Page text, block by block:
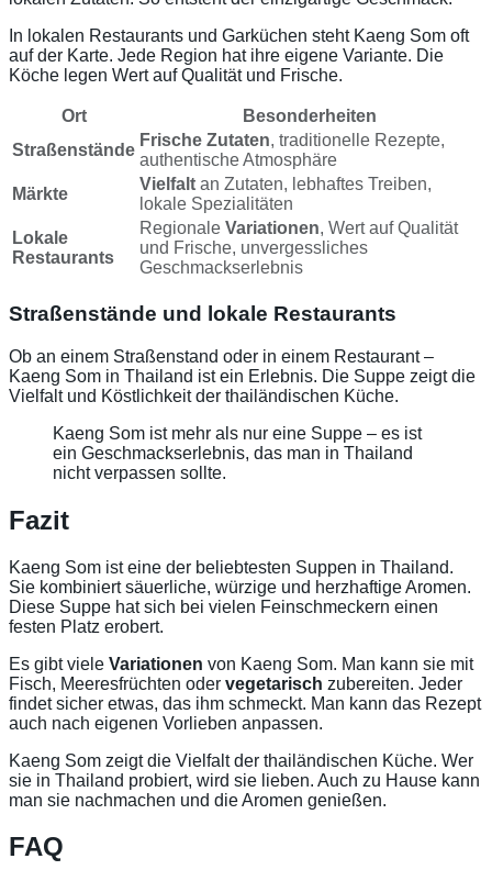
In lokalen Restaurants und Garküchen steht Kaeng Som oft
auf der Karte. Jede Region hat ihre eigene Variante. Die
Köche legen Wert auf Qualität und Frische.
Ort
Besonderheiten
Straßenstände
Frische Zutaten, traditionelle Rezepte,
authentische Atmosphäre
Märkte
Vielfalt an Zutaten, lebhaftes Treiben,
lokale Spezialitäten
Lokale
Restaurants
Regionale Variationen, Wert auf Qualität
und Frische, unvergessliches
Geschmackserlebnis
Straßenstände und lokale Restaurants
Ob an einem Straßenstand oder in einem Restaurant –
Kaeng Som in Thailand ist ein Erlebnis. Die Suppe zeigt die
Vielfalt und Köstlichkeit der thailändischen Küche.
Kaeng Som ist mehr als nur eine Suppe – es ist
ein Geschmackserlebnis, das man in Thailand
nicht verpassen sollte.
Fazit
Kaeng Som ist eine der beliebtesten Suppen in Thailand.
Sie kombiniert säuerliche, würzige und herzhaftige Aromen.
Diese Suppe hat sich bei vielen Feinschmeckern einen
festen Platz erobert.
Es gibt viele Variationen von Kaeng Som. Man kann sie mit
Fisch, Meeresfrüchten oder vegetarisch zubereiten. Jeder
findet sicher etwas, das ihm schmeckt. Man kann das Rezept
auch nach eigenen Vorlieben anpassen.
Kaeng Som zeigt die Vielfalt der thailändischen Küche. Wer
sie in Thailand probiert, wird sie lieben. Auch zu Hause kann
man sie nachmachen und die Aromen genießen.
FAQ